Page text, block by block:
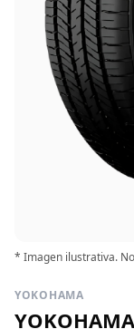
* Imagen ilustrativa.
YOKOHAMA